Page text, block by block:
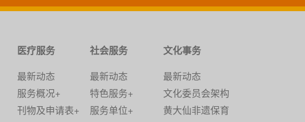
医疗服务
最新动态
服务概况+
刊物及申请表+
社会服务
最新动态
特色服务+
服务单位+
文化事务
最新动态
文化委员会架构
黄大仙非遗保育